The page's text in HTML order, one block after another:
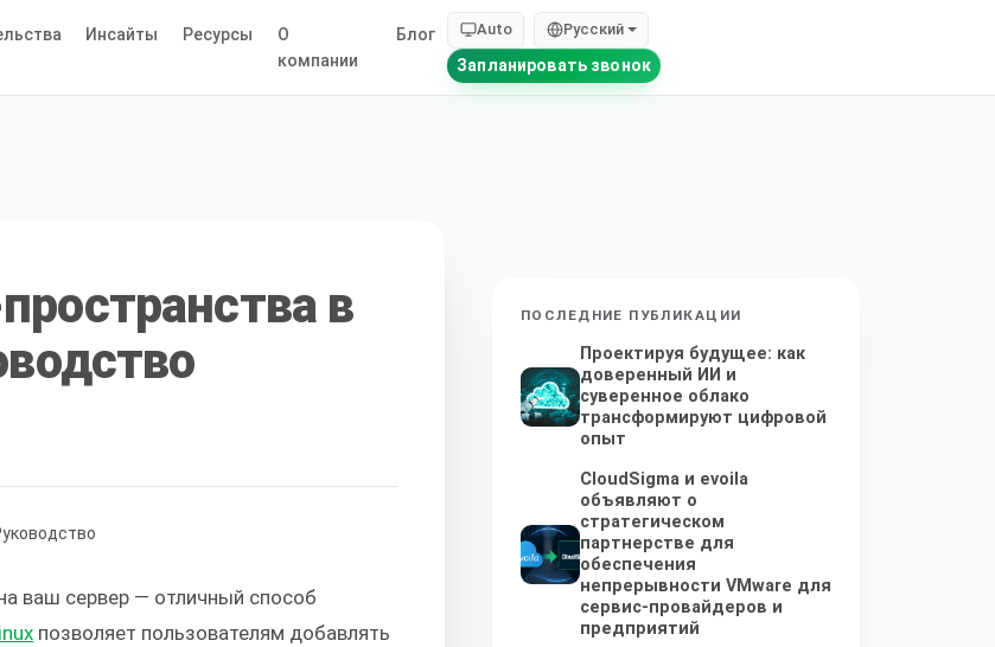
Инсайты Ресурсы
О
компании
Блог Auto Русский
Запланировать звонок
в
ваш сервер — отличный способ
позволяет пользователям добавлять
ПОСЛЕДНИЕ ПУБЛИКАЦИИ
Проектируя будущее: как
доверенный ИИ и
суверенное облако
трансформируют цифровой
опыт
CloudSigma и evoila
объявляют о
стратегическом
партнерстве для
обеспечения
непрерывности VMware для
сервис-провайдеров и
предприятий